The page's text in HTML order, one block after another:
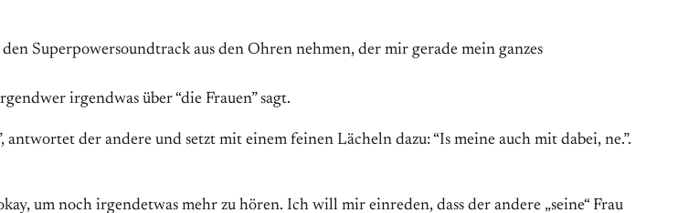
Superpowersoundtrack aus den Ohren nehmen, der mir gerade mein ganzes
irgendwas über “die Frauen” sagt.
der andere und setzt mit einem feinen Lächeln dazu: “Is meine auch mit dabei, ne.”.
um noch irgendetwas mehr zu hören. Ich will mir einreden, dass der andere „seine“ Frau